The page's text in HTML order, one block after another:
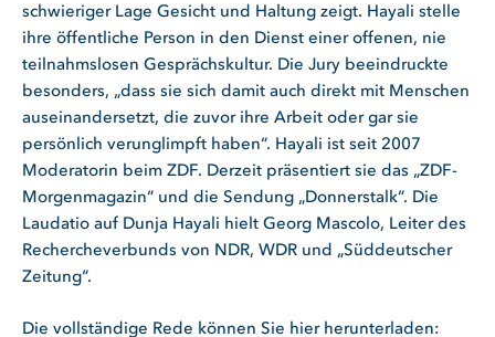
schwieriger Lage Gesicht und Haltung zeigt. Hayali stelle
ihre öffentliche Person in den Dienst einer offenen, nie
teilnahmslosen Gesprächskultur. Die Jury beeindruckte
besonders, „dass sie sich damit auch direkt mit Menschen
auseinandersetzt, die zuvor ihre Arbeit oder gar sie
persönlich verunglimpft haben“. Hayali ist seit 2007
Moderatorin beim ZDF. Derzeit präsentiert sie das „ZDF-
Morgenmagazin“ und die Sendung „Donnerstalk“. Die
Laudatio auf Dunja Hayali hielt Georg Mascolo, Leiter des
Rechercheverbunds von NDR, WDR und „Süddeutscher
Zeitung“.
Die vollständige Rede können Sie hier herunterladen: